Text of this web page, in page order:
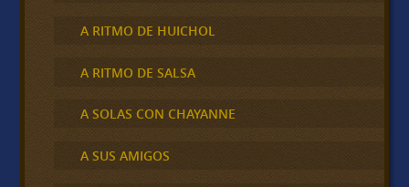
A RITMO DE HUICHOL
A RITMO DE SALSA
A SOLAS CON CHAYANNE
A SUS AMIGOS